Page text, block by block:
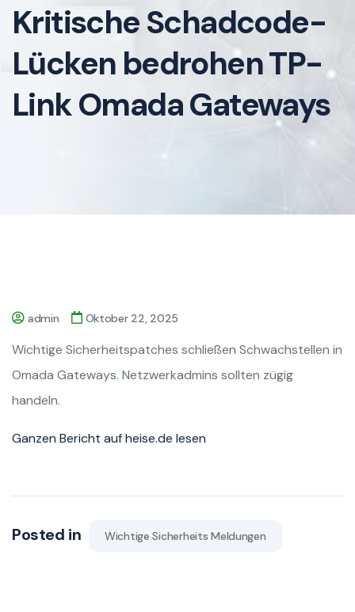
Kritische Schadcode-
Lücken bedrohen TP-
Link Omada Gateways
admin Oktober 22, 2025
Wichtige Sicherheitspatches schließen Schwachstellen in
Omada Gateways. Netzwerkadmins sollten zügig
handeln.
Ganzen Bericht auf heise.de lesen
Posted in Wichtige Sicherheits Meldungen